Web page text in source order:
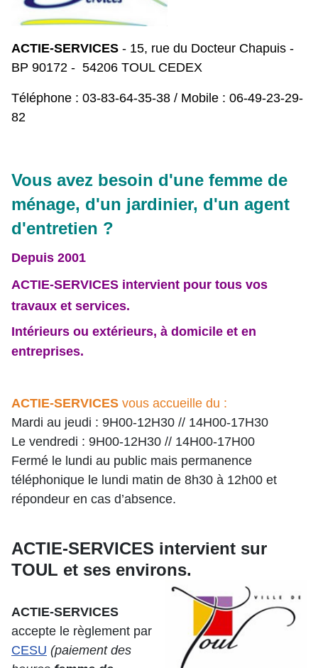
ACTIE-SERVICES - 15, rue du Docteur Chapuis -
BP 90172 - 54206 TOUL CEDEX
Téléphone : 03-83-64-35-38 / Mobile : 06-49-23-29-
82
Vous avez besoin d'une femme de
ménage, d'un jardinier, d'un agent
d'entretien ?
Depuis 2001
ACTIE-SERVICES intervient pour tous vos
travaux et services.
Intérieurs ou extérieurs, à domicile et en
entreprises.
ACTIE-SERVICES vous accueille du :
Mardi au jeudi : 9H00-12H30 // 14H00-17H30
Le vendredi : 9H00-12H30 // 14H00-17H00
Fermé le lundi au public mais permanence
téléphonique le lundi matin de 8h30 à 12h00 et
répondeur en cas d’absence.
ACTIE-SERVICES intervient sur
TOUL et ses environs.
ACTIE-SERVICES
accepte le règlement par
CESU (paiement des